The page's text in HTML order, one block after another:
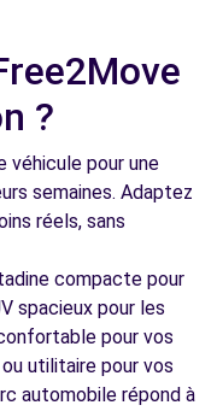
?
véhicule pour une
semaines. Adaptez
réels, sans
compacte pour
spacieux pour les
pour vos
utilitaire pour vos
automobile répond à